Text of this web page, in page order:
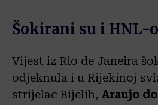
Šokirani su i HNL-
Vijest iz Rio de Janeira
odjeknula i u Rijekinoj
strijelac Bijelih, Araujo